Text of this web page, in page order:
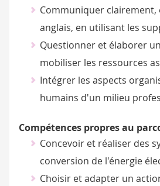
Communiquer clairement,
anglais, en utilisant les
Questionner et élaborer
mobiliser les ressources
Intégrer les aspects
humains d'un milieu
Compétences propres au
Concevoir et réaliser des
conversion de l'énergie
Choisir et adapter un